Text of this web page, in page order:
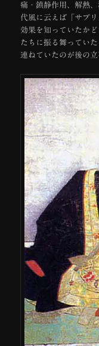
痛・鎮静作用、解熱
代風に云えば「サプ
効果を知っていたか
たちに振る舞ってい
連ねていたのが後の